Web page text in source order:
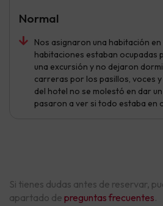
Nos asignaron una habitación en
habitaciones estaban ocupadas
una excursión y no dejaron
carreras por los pasillos, voces
del hotel no se molestó en dar
pasaron a ver si todo estaba en
Normal
Si tienes dudas antes de reservar,
apartado de preguntas frecuentes.